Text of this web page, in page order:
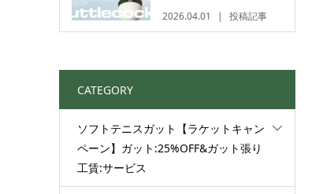
2026.04.01 投稿記事
CATEGORY
ソフトテニスガット【ラケットキャン
ペーン】ガット:25%OFF&ガット張り
工賃:サービス